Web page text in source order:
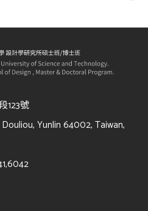
123號
Yunlin 64002, Taiwan,